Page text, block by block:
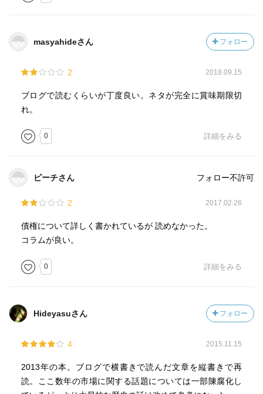
masyahideさん フォロー
2 2018.09.15
ブログで読むくらいが丁度良い。ネタが完全に賞味期限切
れ。
0 詳細をみる
ピーチさん フォロー不許可
2 2017.02.26
債権について詳しく書かれているが 読めなかった。
コラムが良い。
0 詳細をみる
Hideyasuさん フォロー
4 2015.11.15
2013年の本。ブログで横書きで読んだ文章を縦書きで再
読。ここ数年の市場に関する話題については一部陳腐化し